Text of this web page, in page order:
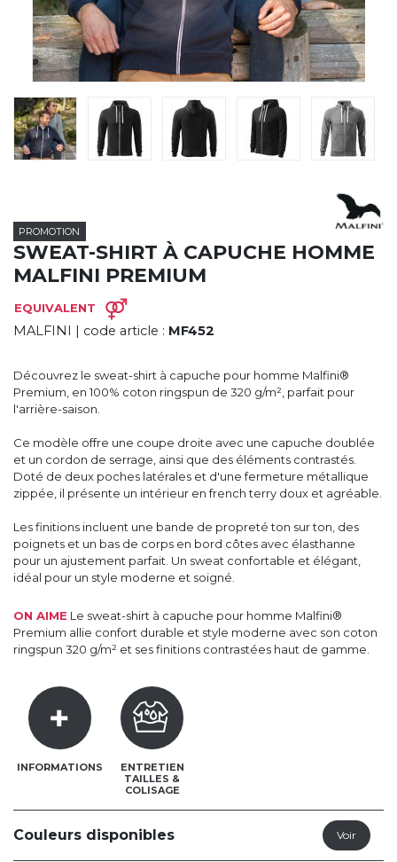
LA SOCIÉTÉ
SERVICES
ROADSHOWS, FORUM DES EXPERTS
MARQUES & CERTIFICATS
TECHNIQUES MARQUAGE
BLOG
PROMOTION
SWEAT-SHIRT À CAPUCHE HOMME
MALFINI PREMIUM
EQUIVALENT
MALFINI | code article : MF452
Découvrez le sweat-shirt à capuche pour homme Malfini®
Premium, en 100% coton ringspun de 320 g/m², parfait pour
l'arrière-saison.
Ce modèle offre une coupe droite avec une capuche doublée
et un cordon de serrage, ainsi que des éléments contrastés.
Doté de deux poches latérales et d'une fermeture métallique
zippée, il présente un intérieur en french terry doux et agréable.
Les finitions incluent une bande de propreté ton sur ton, des
poignets et un bas de corps en bord côtes avec élasthanne
pour un ajustement parfait. Un sweat confortable et élégant,
idéal pour un style moderne et soigné.
ON AIME Le sweat-shirt à capuche pour homme Malfini®
Premium allie confort durable et style moderne avec son coton
ringspun 320 g/m² et ses finitions contrastées haut de gamme.
INFORMATIONS
ENTRETIEN
TAILLES &
COLISAGE
Couleurs disponibles